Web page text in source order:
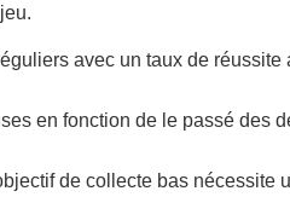
avec un taux de
en fonction de le passé des
de collecte bas nécessite